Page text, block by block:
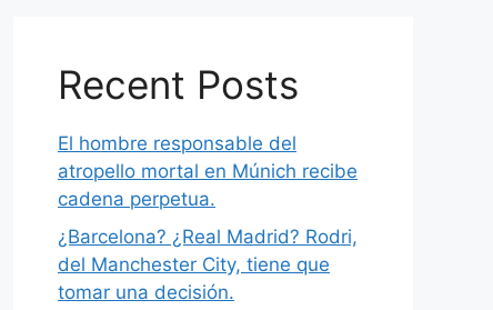
Recent Posts
El hombre responsable del
atropello mortal en Múnich recibe
cadena perpetua.
¿Barcelona? ¿Real Madrid? Rodri,
del Manchester City, tiene que
tomar una decisión.